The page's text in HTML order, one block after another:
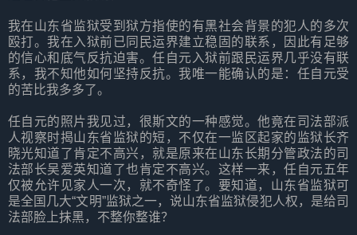
我在山东省监狱受到狱方指使的有黑社会背景的犯人的多次
殴打。我在入狱前已同民运界建立稳固的联系，因此有足够
的信心和底气反抗迫害。任自元入狱前跟民运界几乎没有联
系，我不知他如何坚持反抗。我唯一能确认的是：任自元受
的苦比我多多了。
任自元的照片我见过，很斯文的一种感觉。他竟在司法部派
人视察时揭山东省监狱的短，不仅在一监区起家的监狱长齐
晓光知道了肯定不高兴，就是原来在山东长期分管政法的司
法部长吴爱英知道了也肯定不高兴。这样一来，任自元五年
仅被允许见家人一次，就不奇怪了。要知道，山东省监狱可
是全国几大“文明”监狱之一，说山东省监狱侵犯人权，是给司
法部脸上抹黑，不整你整谁？